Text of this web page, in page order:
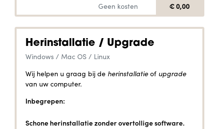
Geen kosten € 0,00
Herinstallatie / Upgrade
Windows / Mac OS / Linux
Wij helpen u graag bij de herinstallatie of upgrade
van uw computer.
Inbegrepen:
Schone herinstallatie zonder overtollige software.